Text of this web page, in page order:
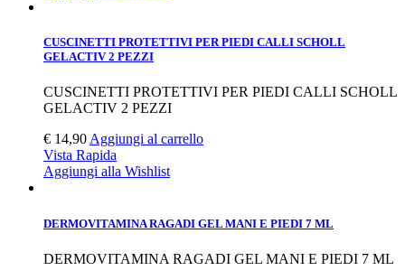
CUSCINETTI PROTETTIVI PER PIEDI CALLI SCHOLL
GELACTIV 2 PEZZI
CUSCINETTI PROTETTIVI PER PIEDI CALLI SCHOLL
GELACTIV 2 PEZZI
€ 14,90Aggiungi al carrello
Vista Rapida
Aggiungi alla Wishlist
DERMOVITAMINA RAGADI GEL MANI E PIEDI 7 ML
DERMOVITAMINA RAGADI GEL MANI E PIEDI 7 ML